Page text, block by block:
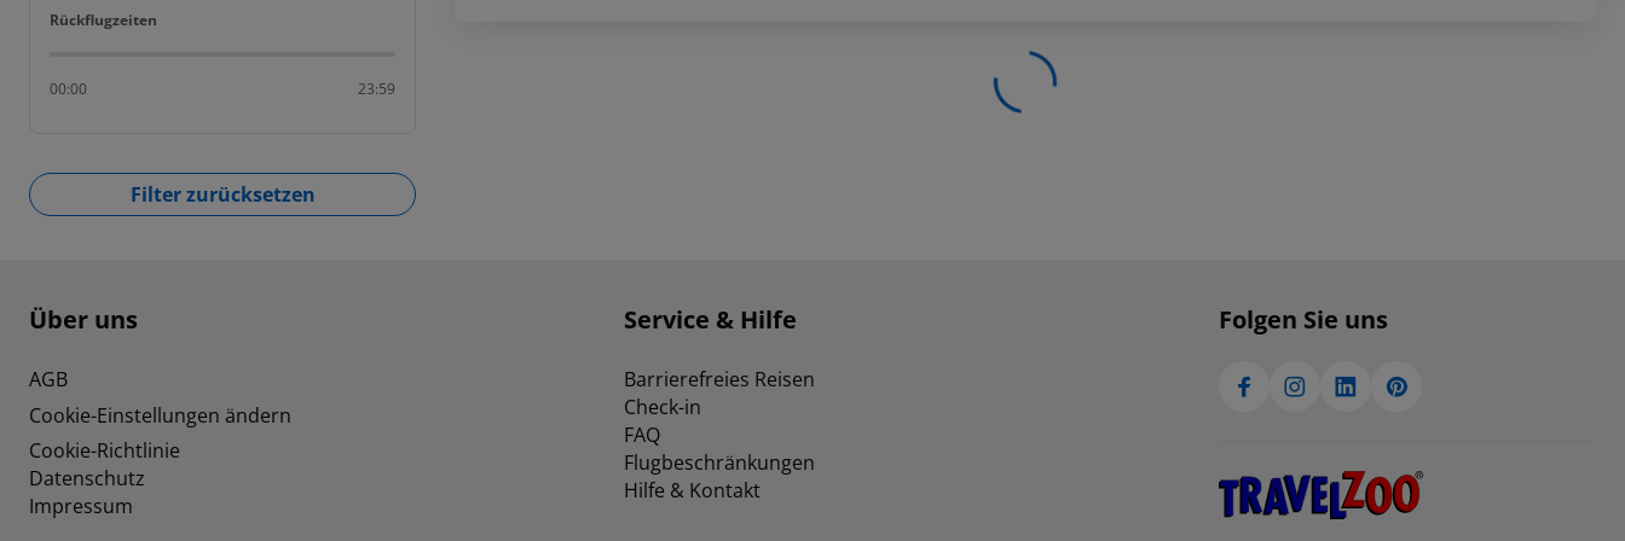
Rückflugzeiten
Rückflugzeiten
00:00 23:59
Filter zurücksetzen
Footer navigation
Über uns
AGB
Cookie-Einstellungen ändern
Cookie-Richtlinie
Datenschutz
Impressum
Service & Hilfe
Barrierefreies Reisen
Check-in
FAQ
Flugbeschränkungen
Hilfe & Kontakt
Folgen Sie uns